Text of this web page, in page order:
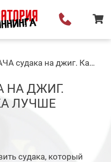
РАЗДАЧА судака на джиг. Какая ПРИМАНКА лучше ловит?
НА ДЖИГ.
ЛУЧШЕ
судака, который